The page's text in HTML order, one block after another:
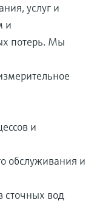
услуг и
и
потерь. Мы
и
обслуживания и
сточных вод